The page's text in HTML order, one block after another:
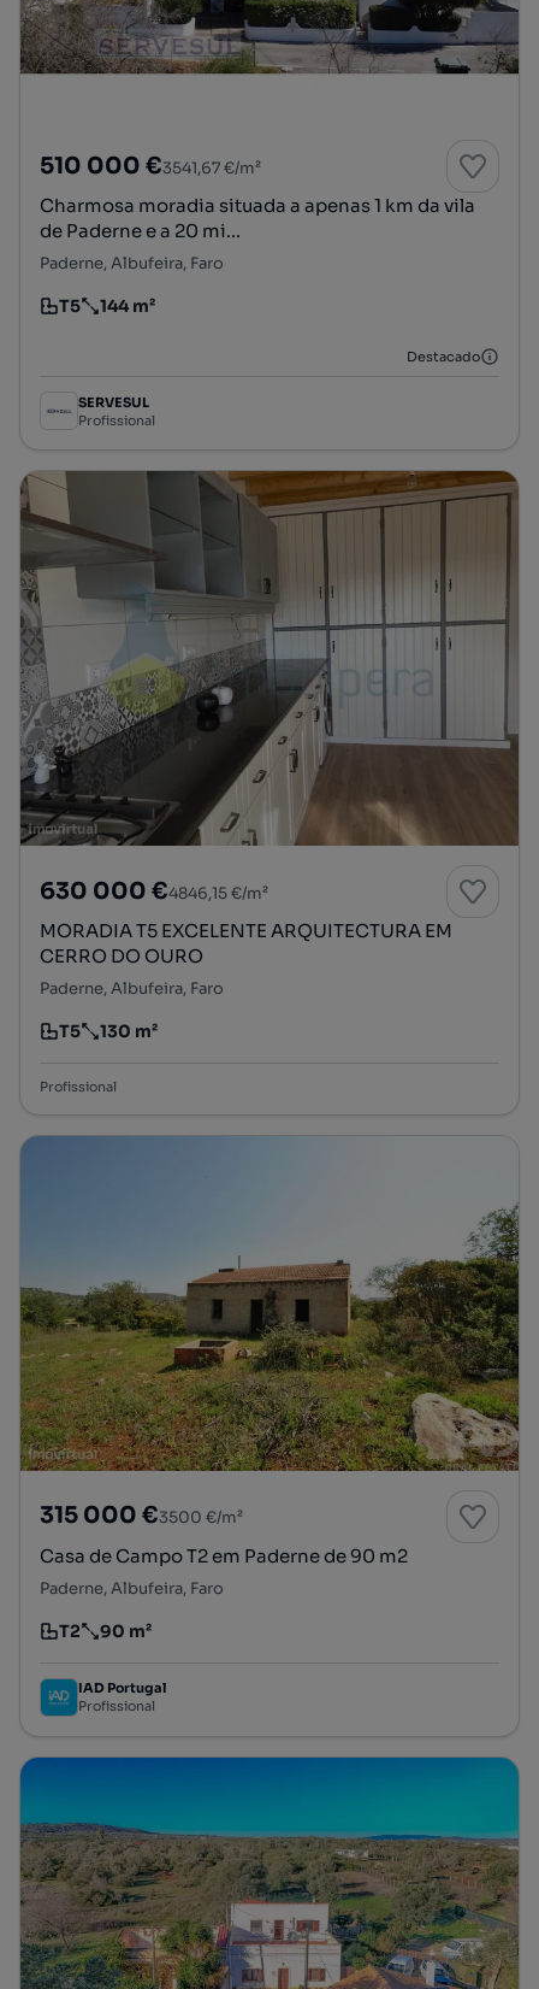
510 000 €3541,67 €/m²
Charmosa moradia situada a apenas 1 km da vila
de Paderne e a 20 mi...
Paderne, Albufeira, Faro
Tipologia
T5
Preço por metro quadrado
144 m²
Destacado
SERVESUL
Profissional
630 000 €4846,15 €/m²
MORADIA T5 EXCELENTE ARQUITECTURA EM
CERRO DO OURO
Paderne, Albufeira, Faro
Tipologia
T5
Preço por metro quadrado
130 m²
Profissional
315 000 €3500 €/m²
Casa de Campo T2 em Paderne de 90 m2
Paderne, Albufeira, Faro
Tipologia
T2
Preço por metro quadrado
90 m²
IAD Portugal
Profissional